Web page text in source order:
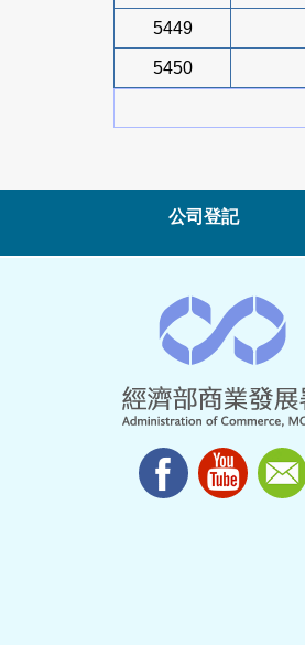
5449
5450
公司登記